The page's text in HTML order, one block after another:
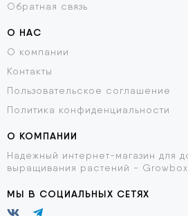
Обратная связь
О НАС
О компании
Контакты
Пользовательское соглашение
Политика конфиденциальности
О КОМПАНИИ
Надежный интернет-магазин для
выращивания растений -
МЫ В СОЦИАЛЬНЫХ СЕТЯХ